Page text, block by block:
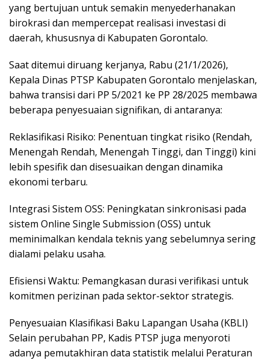
yang bertujuan untuk semakin menyederhanakan
birokrasi dan mempercepat realisasi investasi di
daerah, khususnya di Kabupaten Gorontalo.
Saat ditemui diruang kerjanya, Rabu (21/1/2026),
Kepala Dinas PTSP Kabupaten Gorontalo menjelaskan,
bahwa transisi dari PP 5/2021 ke PP 28/2025 membawa
beberapa penyesuaian signifikan, di antaranya:
Reklasifikasi Risiko: Penentuan tingkat risiko (Rendah,
Menengah Rendah, Menengah Tinggi, dan Tinggi) kini
lebih spesifik dan disesuaikan dengan dinamika
ekonomi terbaru.
Integrasi Sistem OSS: Peningkatan sinkronisasi pada
sistem Online Single Submission (OSS) untuk
meminimalkan kendala teknis yang sebelumnya sering
dialami pelaku usaha.
Efisiensi Waktu: Pemangkasan durasi verifikasi untuk
komitmen perizinan pada sektor-sektor strategis.
Penyesuaian Klasifikasi Baku Lapangan Usaha (KBLI)
Selain perubahan PP, Kadis PTSP juga menyoroti
adanya pemutakhiran data statistik melalui Peraturan